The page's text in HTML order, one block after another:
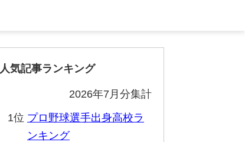
人気記事ランキング
2026年7月分集計
1位 プロ野球選手出身高校ラ
ンキング